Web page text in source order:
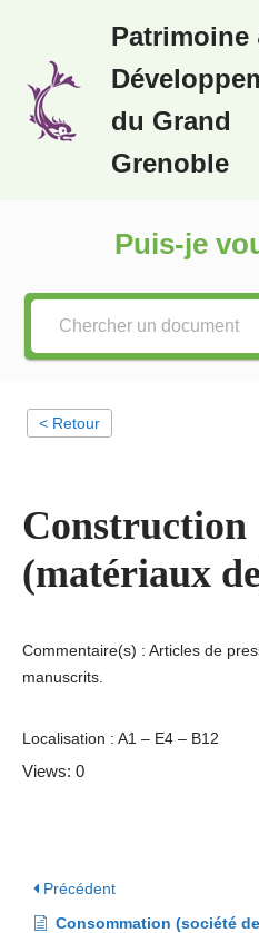
au
contenu
Patrimoine
du Grand
Grenoble
Puis-je
< Retour
Construction
(matériaux
Commentaire(s) : Articles de
manuscrits.
Localisation : A1 – E4 – B12
Views: 0
Précédent
Consommation (société